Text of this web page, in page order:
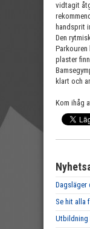
vidtagit
handsprit
Den
Parkouren
plaster
klart och
Kom ihåg
Dagsläger
Se hit alla
Utbildning